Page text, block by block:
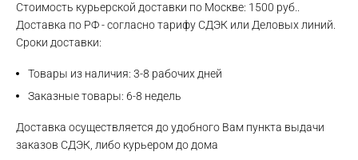
Стоимость курьерской доставки по Москве: 1500 руб..
Доставка по РФ - согласно тарифу СДЭК или Деловых линий.
Сроки доставки:
Товары из наличия: 3-8 рабочих дней
Заказные товары: 6-8 недель
Доставка осуществляется до удобного Вам пункта выдачи
заказов СДЭК, либо курьером до дома